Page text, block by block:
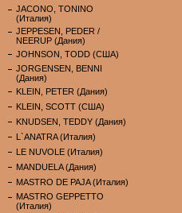
JACONO, TONINO
(Италия)
JEPPESEN, PEDER /
NEERUP (Дания)
JOHNSON, TODD (США)
JORGENSEN, BENNI
(Дания)
KLEIN, PETER (Дания)
KLEIN, SCOTT (США)
KNUDSEN, TEDDY (Дания)
L`ANATRA (Италия)
LE NUVOLE (Италия)
MANDUELA (Дания)
MASTRO DE PAJA (Италия)
MASTRO GEPPETTO
(Италия)